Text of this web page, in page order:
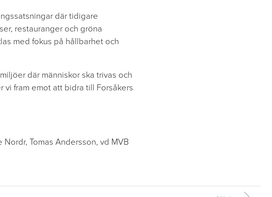
där tidigare
restauranger och gröna
med fokus på hållbarhet och
där människor ska trivas och
fram emot att bidra till Forsåkers
Tomas Andersson, vd MVB